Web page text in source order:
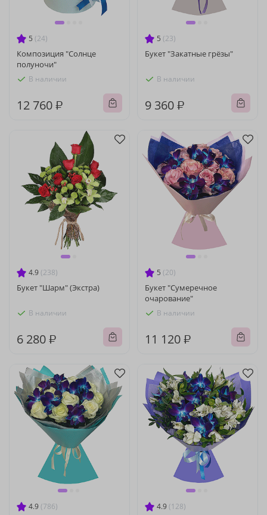
5 (24)
Композиция "Солнце
полуночи"
В наличии
12 760 ₽
5 (23)
Букет "Закатные грёзы"
В наличии
9 360 ₽
4.9 (238)
Букет "Шарм" (Экстра)
В наличии
6 280 ₽
5 (20)
Букет "Сумеречное
очарование"
В наличии
11 120 ₽
4.9 (786) 4.9 (128)